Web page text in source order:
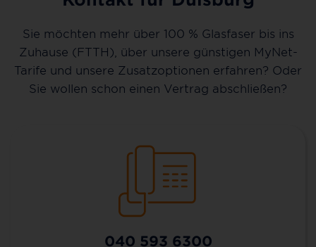
Sie möchten mehr über 100 % Glasfaser bis ins
Zuhause (FTTH), über unsere günstigen MyNet-
Tarife und unsere Zusatzoptionen erfahren? Oder
Sie wollen schon einen Vertrag abschließen?
040 593 6300